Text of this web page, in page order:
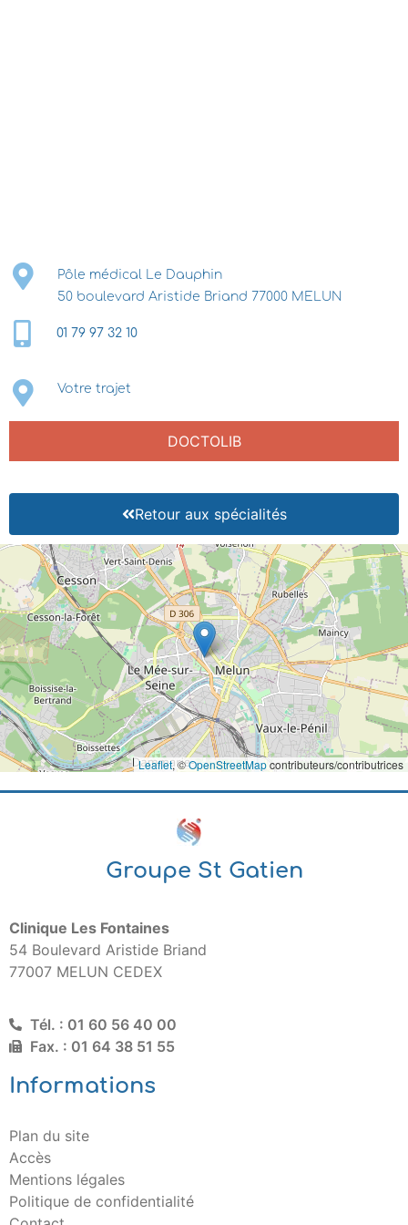
Pôle médical Le Dauphin
50 boulevard Aristide Briand 77000 MELUN
01 79 97 32 10
Votre trajet
DOCTOLIB
Retour aux spécialités
Leaflet, ©OpenStreetMapcontributeurs/contributrices
Groupe St Gatien
Clinique Les Fontaines
54 Boulevard Aristide Briand
77007 MELUN CEDEX
Tél. : 01 60 56 40 00
Fax. : 01 64 38 51 55
Informations
Plan du site
Accès
Mentions légales
Politique de confidentialité